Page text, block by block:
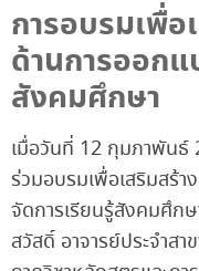
การอบรมเพื่อ
ด้านการออกแ
สังคมศึกษา
เมื่อวันที่ 12 กุมภาพันธ์
ร่วมอบรมเพื่อเสริมสร้
จัดการเรียนรู้สังคมศึก
สวัสดิ์ อาจารย์ประจำส